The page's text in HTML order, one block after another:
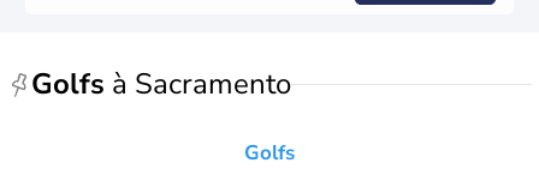
Golfs à Sacramento
Golfs